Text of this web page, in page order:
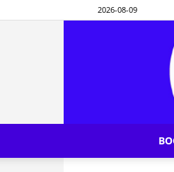
2026-08-09